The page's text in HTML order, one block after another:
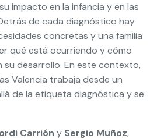
impacto en la infancia y en las
de cada diagnóstico hay
concretas y una familia
qué está ocurriendo y cómo
su desarrollo. En este contexto,
Valencia trabaja desde un
de la etiqueta diagnóstica y se
Carrión y Sergio Muñoz,